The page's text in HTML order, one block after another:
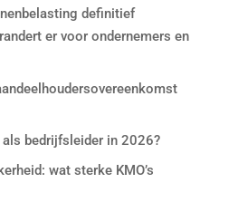
definitief
er voor ondernemers en
bedrijfsleider in 2026?
wat sterke KMO’s